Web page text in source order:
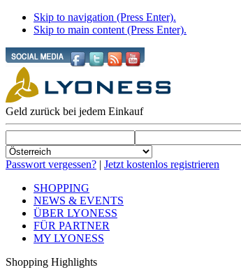
Skip to navigation (Press Enter).
Skip to main content (Press Enter).
Geld zurück bei jedem Einkauf
Passwort vergessen? | Jetzt kostenlos registrieren
SHOPPING
NEWS & EVENTS
ÜBER LYONESS
FÜR PARTNER
MY LYONESS
Shopping Highlights